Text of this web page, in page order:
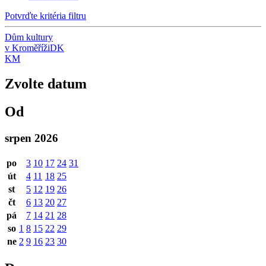
Potvrďte kritéria filtru
Dům kultury
v KroměřížiDK
KM
Zvolte datum
Od
srpen 2026
po 3 10 17 24 31
út
4 11 18 25
st
5 12 19 26
čt
6 13 20 27
pá
7 14 21 28
so 1 8 15 22 29
ne 2 9 16 23 30